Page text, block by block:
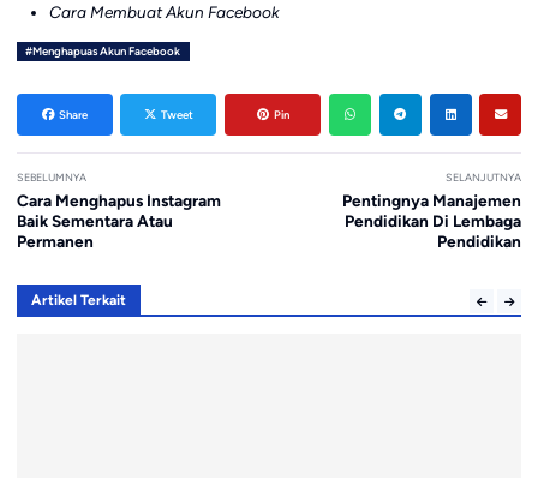
Cara Membuat Akun Facebook
#Menghapuas Akun Facebook
Share Tweet Pin
SEBELUMNYA
Cara Menghapus Instagram
Baik Sementara Atau
Permanen
SELANJUTNYA
Pentingnya Manajemen
Pendidikan Di Lembaga
Pendidikan
Artikel Terkait